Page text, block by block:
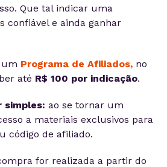
Que tal indicar uma
confiável e ainda ganhar
Programa de Afiliados, no
até R$ 100 por indicação.
simples: ao se tornar um
a materiais exclusivos para
código de afiliado.
for realizada a partir do